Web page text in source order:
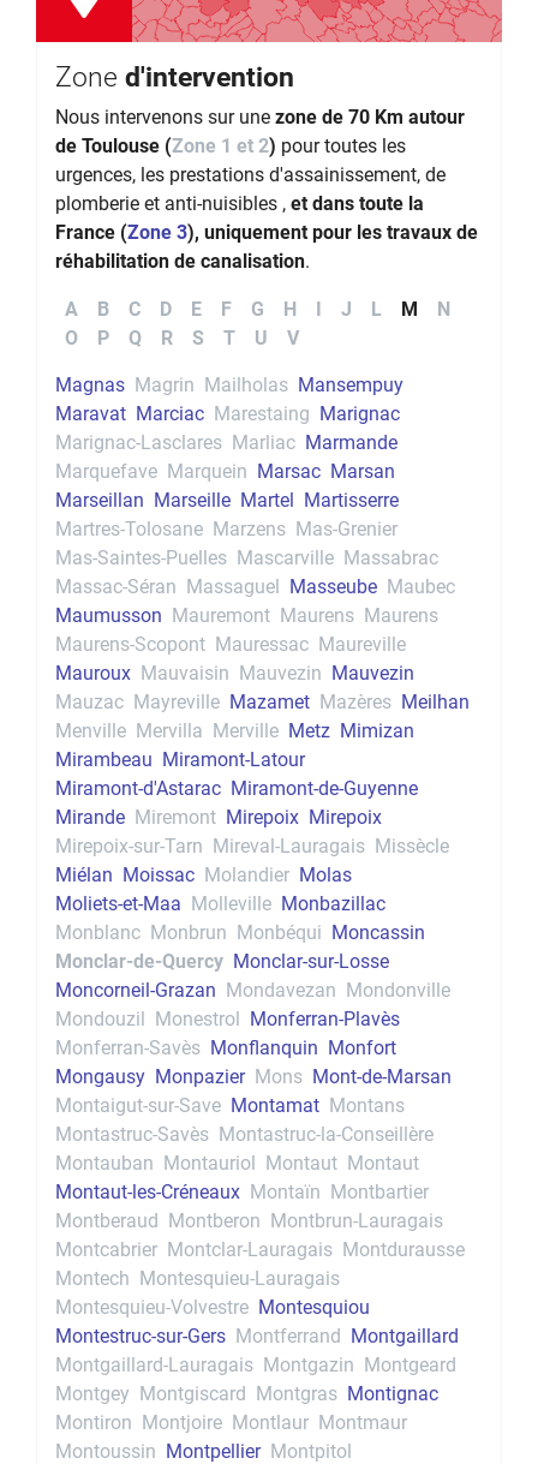
Zone d'intervention
Nous intervenons sur une zone de 70 Km autour
de Toulouse (Zone 1 et 2) pour toutes les
urgences, les prestations d'assainissement, de
plomberie et anti-nuisibles , et dans toute la
France (Zone 3), uniquement pour les travaux de
réhabilitation de canalisation.
A B C D E F G H I J L M
N
O
P Q R S T U V
Magnas Magrin Mailholas Mansempuy
Maravat Marciac Marestaing Marignac
Marignac-Lasclares Marliac Marmande
Marquefave Marquein Marsac Marsan
Marseillan Marseille Martel Martisserre
Martres-Tolosane Marzens Mas-Grenier
Mas-Saintes-Puelles Mascarville Massabrac
Massac-Séran Massaguel Masseube Maubec
Maumusson Mauremont Maurens Maurens
Maurens-Scopont Mauressac Maureville
Mauroux Mauvaisin Mauvezin Mauvezin
Mauzac Mayreville Mazamet Mazères Meilhan
Menville Mervilla Merville Metz Mimizan
Mirambeau Miramont-Latour
Miramont-d'Astarac Miramont-de-Guyenne
Mirande Miremont Mirepoix Mirepoix
Mirepoix-sur-Tarn Mireval-Lauragais Missècle
Miélan Moissac Molandier Molas
Moliets-et-Maa Molleville Monbazillac
Monblanc Monbrun Monbéqui Moncassin
Monclar-de-Quercy Monclar-sur-Losse
Moncorneil-Grazan Mondavezan Mondonville
Mondouzil Monestrol Monferran-Plavès
Monferran-Savès Monflanquin Monfort
Mongausy Monpazier Mons Mont-de-Marsan
Montaigut-sur-Save Montamat Montans
Montastruc-Savès Montastruc-la-Conseillère
Montauban Montauriol Montaut Montaut
Montaut-les-Créneaux Montaïn Montbartier
Montberaud Montberon Montbrun-Lauragais
Montcabrier Montclar-Lauragais Montdurausse
Montech Montesquieu-Lauragais
Montesquieu-Volvestre Montesquiou
Montestruc-sur-Gers Montferrand Montgaillard
Montgaillard-Lauragais Montgazin Montgeard
Montgey Montgiscard Montgras Montignac
Montiron Montjoire Montlaur Montmaur
Montoussin Montpellier Montpitol